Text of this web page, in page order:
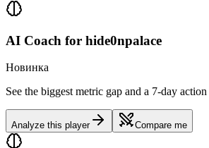
AI Coach for hide0npalace
Новинка
See the biggest metric gap and a 7-day
Analyze this player Compare me